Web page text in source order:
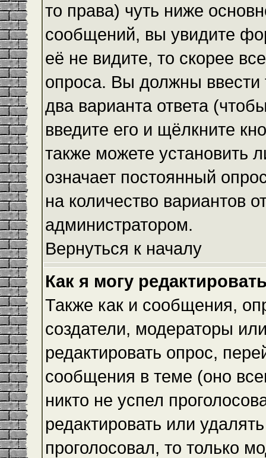
то права) чуть ниже
сообщений, вы увидите
её не видите, то скорее
опроса. Вы должны
два варианта ответа
введите его и щёлкните
также можете установить
означает постоянный
на количество вариантов
администратором.
Вернуться к началу
Как я могу
Также как и сообщения,
создатели, модераторы
редактировать опрос,
сообщения в теме (оно
никто не успел
редактировать или
проголосовал, то только